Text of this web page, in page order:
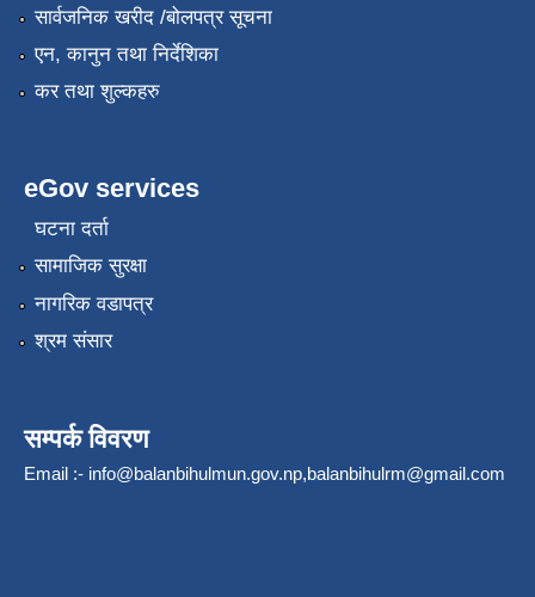
सार्वजनिक खरीद /बोलपत्र सूचना
एन, कानुन तथा निर्देशिका
कर तथा शुल्कहरु
eGov services
घटना दर्ता
सामाजिक सुरक्षा
नागरिक वडापत्र
श्रम संसार
सम्पर्क विवरण
Email :- info@balanbihulmun.gov.np,balanbihulrm@gmail.com